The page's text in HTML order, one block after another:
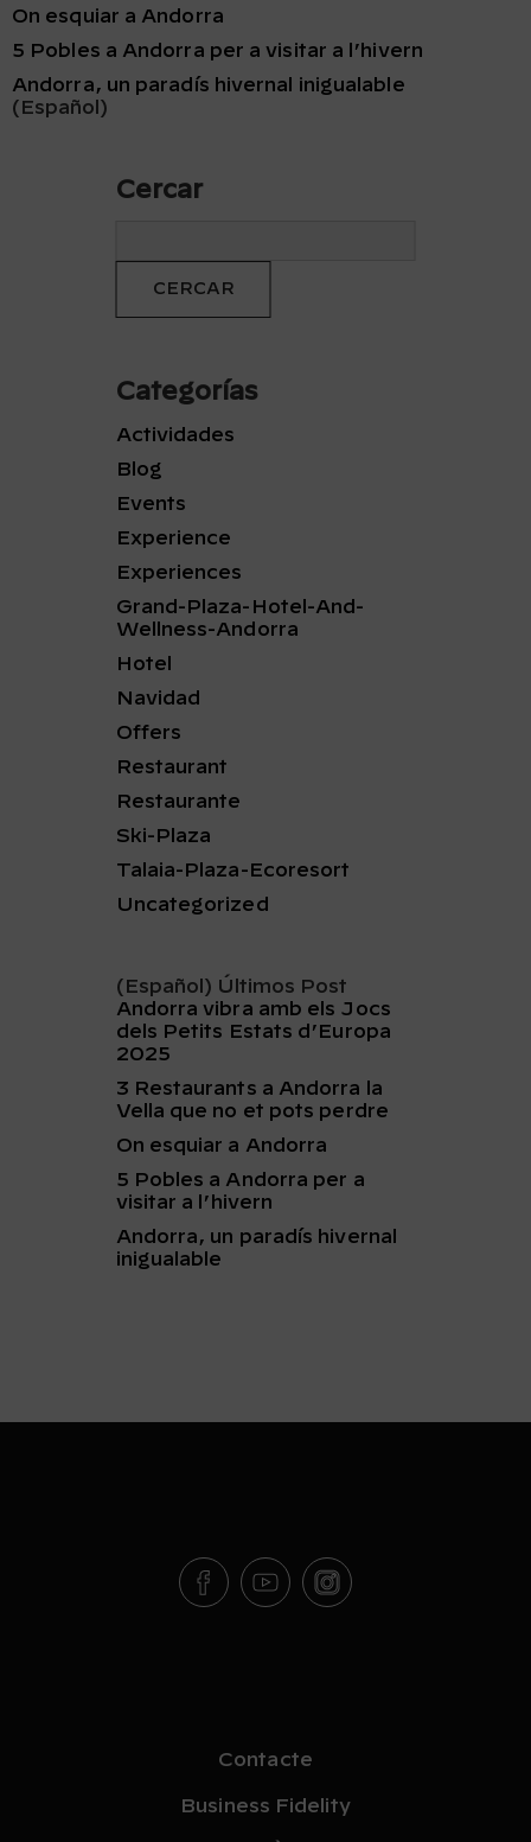
On esquiar a Andorra
5 Pobles a Andorra per a visitar a l’hivern
Andorra, un paradís hivernal inigualable
(Español)
Cercar
Categorías
Actividades
Blog
Events
Experience
Experiences
Grand-Plaza-Hotel-And-
Wellness-Andorra
Hotel
Navidad
Offers
Restaurant
Restaurante
Ski-Plaza
Talaia-Plaza-Ecoresort
Uncategorized
(Español) Últimos Post
Andorra vibra amb els Jocs
dels Petits Estats d’Europa
2025
3 Restaurants a Andorra la
Vella que no et pots perdre
On esquiar a Andorra
5 Pobles a Andorra per a
visitar a l’hivern
Andorra, un paradís hivernal
inigualable
Contacte
Business Fidelity